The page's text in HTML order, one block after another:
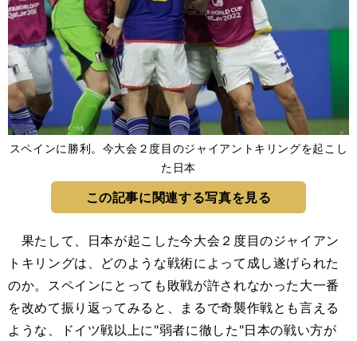
スペインに勝利。今大会２度目のジャイアントキリングを起こし
た日本
この記事に関連する写真を見る
果たして、日本が起こした今大会２度目のジャイアン
トキリングは、どのような戦術によって成し遂げられた
のか。スペインにとっても敗戦が許されなかった大一番
を改めて振り返ってみると、まるで奇襲作戦とも言える
ような、ドイツ戦以上に"弱者に徹した"日本の戦い方が